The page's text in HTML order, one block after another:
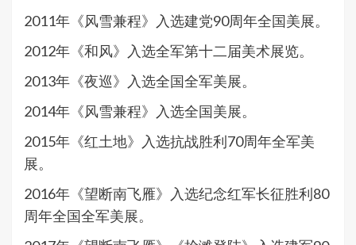
2011年《风雪兼程》入选建党90周年全国美展。
2012年《和风》入选全军第十二届美术展览。
2013年《夜巡》入选全国全军美展。
2014年《风雪兼程》入选全国美展。
2015年《红土地》入选抗战胜利70周年全军美
展。
2016年《望断南飞雁》入选纪念红军长征胜利80
周年全国全军美展。